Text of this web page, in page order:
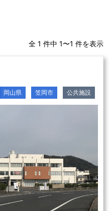
全 1 件中 1〜1 件を表示
岡山県 笠岡市 公共施設